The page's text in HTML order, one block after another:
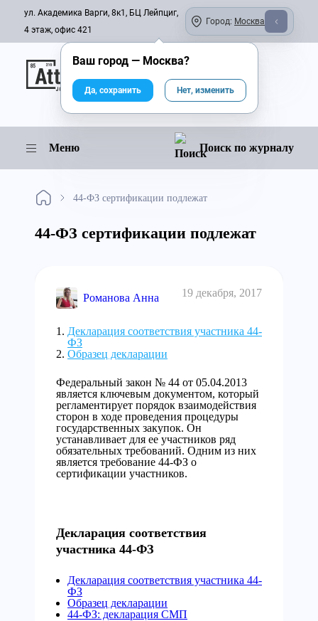
ул. Академика Варги, 8к1, БЦ Лейпциг,
4 этаж, офис 421
Город: Москва
Онлайн-журнал
Меню Поиск по журналу
44-ФЗ сертификации подлежат
44-ФЗ сертификации подлежат
Романова Анна 19 декабря, 2017
Декларация соответствия участника 44-
ФЗ
Образец декларации
Федеральный закон № 44 от 05.04.2013
является ключевым документом, который
регламентирует порядок взаимодействия
сторон в ходе проведения процедуры
государственных закупок. Он
устанавливает для ее участников ряд
обязательных требований. Одним из них
является требование 44-ФЗ о
сертификации участников.
Декларация соответствия
участника 44-ФЗ
Декларация соответствия участника 44-
ФЗ
Образец декларации
44-ФЗ: декларация СМП
Ваш город — Москва?
Да, сохранить Нет, изменить